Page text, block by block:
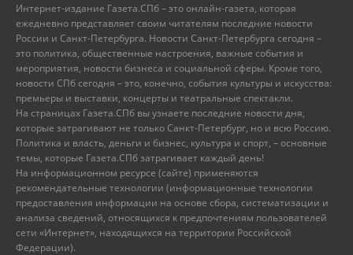
Интернет-издание Газета.СПб – это онлайн-газета, которая
ежедневно представляет своим читателям последние новости
России и Санкт-Петербурга. Новости Санкт-Петербурга сегодня –
это политика, общественные настроения, важные события и
мероприятия, новости бизнеса и социальной сферы. Кроме того,
новости СПб сегодня – это, конечно, события культуры и искусства:
премьеры и выставки, концерты и театральные спектакли.
На страницах Газета.СПб вы узнаете последние новости дня,
которые затрагивают не только Санкт-Петербург, но и всю Россию.
Политика и власть, деньги и бизнес, культура и спорт, – основные
темы, которые Газета.СПб затрагивает каждый день!
На информационном ресурсе (сайте) применяются
рекомендательные технологии (информационные технологии
предоставления информации на основе сбора, систематизации и
анализа сведений, относящихся к предпочтениям пользователей
сети «Интернет», находящихся на территории Российской
Федерации).